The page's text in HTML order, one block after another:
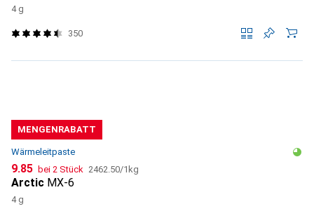
4 g
350
MENGENRABATT
Wärmeleitpaste
CHF
9.85 bei 2 Stück CHF
2462.50/1kg
Arctic MX-6
4 g